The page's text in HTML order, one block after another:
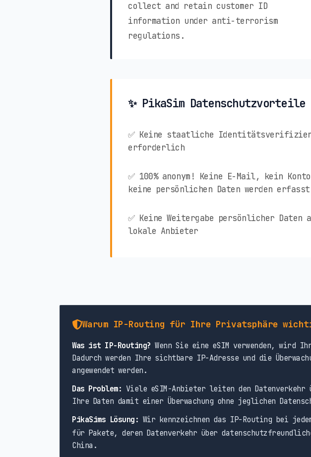
collect and retain customer ID
information under anti-terrorism
regulations.
✨ PikaSim Datenschutzvorteile
✅ Keine staatliche
erforderlich
✅ 100% anonym! Keine E-Mail, kein
keine persönlichen Daten werden erfasst
✅ Keine Weitergabe persönlicher Daten
lokale Anbieter
Warum IP-Routing für Ihre Privatsphäre
Was ist IP-Routing? Wenn Sie eine eSIM verwenden, wird
Dadurch werden Ihre sichtbare IP-Adresse und die
angewendet werden.
Das Problem: Viele eSIM-Anbieter leiten den Datenverkehr
Ihre Daten damit einer Überwachung ohne jeglichen
PikaSims Lösung: Wir kennzeichnen das IP-Routing bei
für Pakete, deren Datenverkehr über
China.